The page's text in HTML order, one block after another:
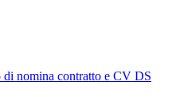
di nomina contratto e CV DS